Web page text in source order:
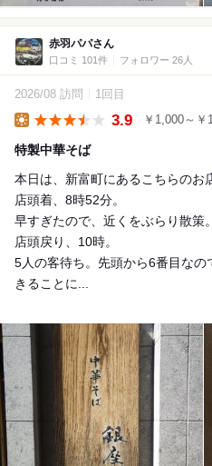
赤羽パパさん
口コミ 101件 フォロワー 26人
2026/08 訪問 1回目
3.9 ￥1,000～￥
特製中華そば
本日は、新富町にあるこちらのお
店頭着、8時52分。
早すぎたので、近くをぶらり散策。
店頭戻り、10時。
5人の客待ち。先頭から6番目な
きることに...